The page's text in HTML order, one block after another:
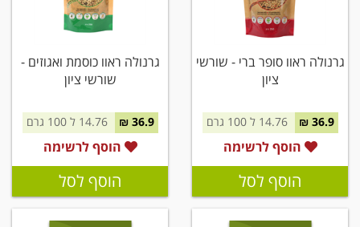
גרנולה ראוו סופר ברי - שורשי
ציון
36.9 ₪ 14.76 ל 100 גרם
הוסף לרשימה
הוסף לסל
גרנולה ראוו כוסמת ואגוזים -
שורשי ציון
36.9 ₪ 14.76 ל 100 גרם
הוסף לרשימה
הוסף לסל